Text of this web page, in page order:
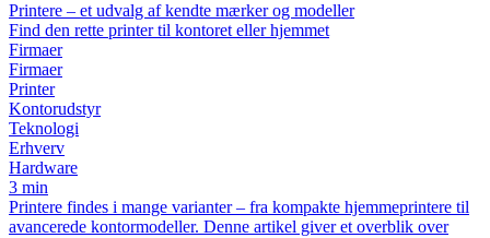
Printere – et udvalg af kendte mærker og modeller
Find den rette printer til kontoret eller hjemmet
Firmaer
Firmaer
Printer
Kontorudstyr
Teknologi
Erhverv
Hardware
3 min
Printere findes i mange varianter – fra kompakte hjemmeprintere til
avancerede kontormodeller. Denne artikel giver et overblik over